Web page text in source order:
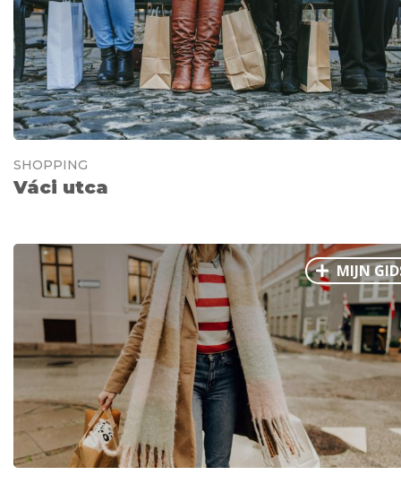
SHOPPING
Váci utca
MIJN